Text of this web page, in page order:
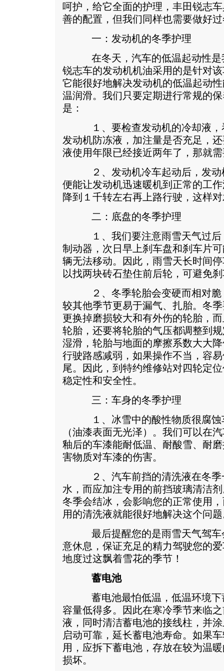
呵护，给它全面的护理，丰田锐志
善的配置，但我们同样也需要做好
一：发动机的冬季护理
在冬天，汽车的低温起动性是
锐志车的发动机机油采用的是针对
它能很好地解决发动机的低温起动
温润滑。我们只要定期进行常规的
是：
１、要检查发动机的冷却液，
发动机防冻液，加注量是否充足，
液使用年限已经接近两年了，那就
２、发动机冷车起动后，发动
便能让发动机迅速暖机到正常的工
降到１千转左右再上路行驶，这样
二：底盘的冬季护理
１、我们要注意雨雪天气过后
制动器，次日早上刹车盘和刹车片
辆无法移动。因此，雨雪天长时间
以找两块砖石垫住前后轮，可避免
２、冬季轮胎会变硬而相对脆
较其他季节更易于漏气、扎胎。冬
更换掉磨损较大和有外伤的轮胎，
轮胎，还要将轮胎的气压都调整到
湿滑，轮胎与地面的摩擦系数大大
行驶路感减弱，如果操作不当，容
尾。因此，到特约维修站对四轮定
稳定性和安全性。
三：车身的冬季护理
１、冰雪中的酸性物质很腐蚀
（油漆表面无光泽）。我们可以在
釉后的车漆能耐低温、耐酸雪、耐
害物质对车漆的伤害。
２、汽车前挡的清洗液在冬季
水，而应加注专用的前挡玻璃清洁
冬季会结冰，会影响您的正常使用
用的清洗液就能很好地解决这个问
最后提醒您的是雨雪天气驾车
意休息，保证充足的精力驾驶您的
地度过这飘着雪花的季节！
蓄电池
蓄电池最怕低温，低温环境下
容量低得多。因此在寒冷季节来临
液，同时清洁蓄电池的接线柱，并
启动可靠，延长蓄电池寿命。如果
用，应拆下蓄电池，存放在较为温
损坏。